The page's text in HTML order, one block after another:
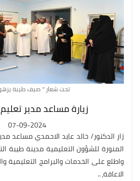
تحت شعار " صيف طيبة
زيارة مساعد مدير
07-09-2024
زار الدكتور/ خالد عايد الاحمدي مساعد
المنورة للشؤون التعليمية مدينة طيبة
واطلع على الخدمات والبرامج التعليمية
الاعاقة، ..